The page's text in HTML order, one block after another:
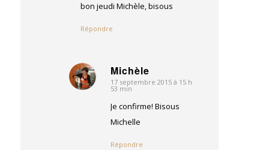
bon jeudi Michèle, bisous
Répondre
Michèle
dit
17 septembre 2015 à 15 h
53 min
Je confirme! Bisous
Michelle
Répondre